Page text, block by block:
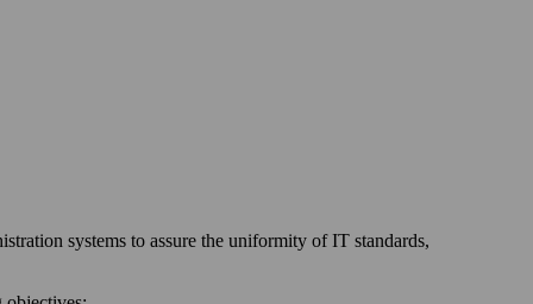
systems to assure the uniformity of IT standards,